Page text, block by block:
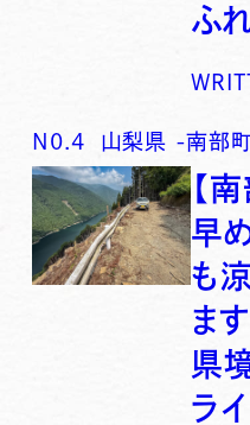
ふ
N0.4 山梨県 -南部
【
早
も
ま
県
ラ